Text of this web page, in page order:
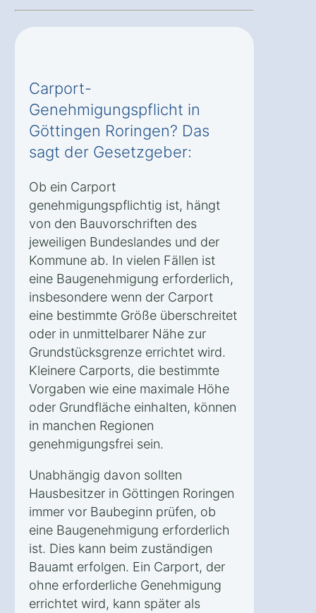
Carport-
Genehmigungspflicht in
Göttingen Roringen? Das
sagt der Gesetzgeber:
Ob ein Carport
genehmigungspflichtig ist, hängt
von den Bauvorschriften des
jeweiligen Bundeslandes und der
Kommune ab. In vielen Fällen ist
eine Baugenehmigung erforderlich,
insbesondere wenn der Carport
eine bestimmte Größe überschreitet
oder in unmittelbarer Nähe zur
Grundstücksgrenze errichtet wird.
Kleinere Carports, die bestimmte
Vorgaben wie eine maximale Höhe
oder Grundfläche einhalten, können
in manchen Regionen
genehmigungsfrei sein.
Unabhängig davon sollten
Hausbesitzer in Göttingen Roringen
immer vor Baubeginn prüfen, ob
eine Baugenehmigung erforderlich
ist. Dies kann beim zuständigen
Bauamt erfolgen. Ein Carport, der
ohne erforderliche Genehmigung
errichtet wird, kann später als